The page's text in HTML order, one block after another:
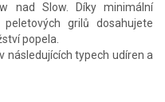
nad Slow. Díky minimální
grilů dosahujete
popela.
následujících typech udíren a